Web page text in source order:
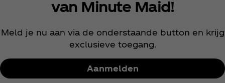
van Minute Maid!
Meld je nu aan via de onderstaande button en krijg
exclusieve toegang.
Aanmelden